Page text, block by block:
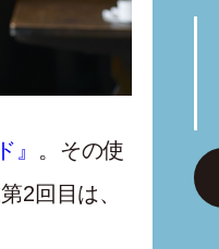
』 。その使
2回目は、